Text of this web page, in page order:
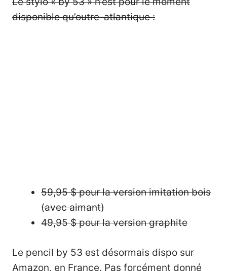
disponible qu’outre-atlantique :
59,95 $pour la version imitation bois
(avec aimant)
49,95 $pour la version graphite
Le pencil by 53 est désormais dispo sur
Amazon, en France. Pas forcément donné